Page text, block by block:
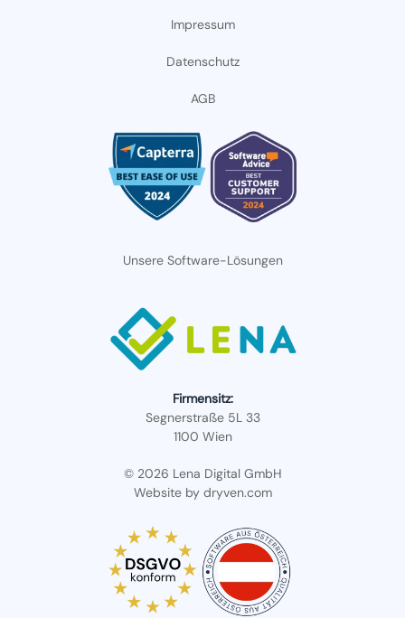
Impressum
Datenschutz
AGB
Unsere Software-Lösungen
Firmensitz:
Segnerstraße 5L 33
1100 Wien
© 2026 Lena Digital GmbH
Website by dryven.com